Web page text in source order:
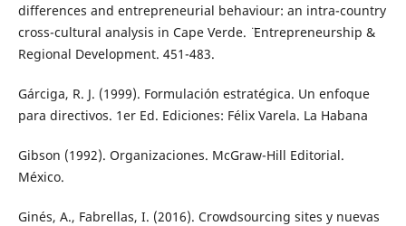
differences and entrepreneurial behaviour: an intra-country
cross-cultural analysis in Cape Verde. ¨ Entrepreneurship &
Regional Development. 451-483.
Gárciga, R. J. (1999). Formulación estratégica. Un enfoque
para directivos. 1er Ed. Ediciones: Félix Varela. La Habana
Gibson (1992). Organizaciones. McGraw-Hill Editorial.
México.
Ginés, A., Fabrellas, I. (2016). Crowdsourcing sites y nuevas